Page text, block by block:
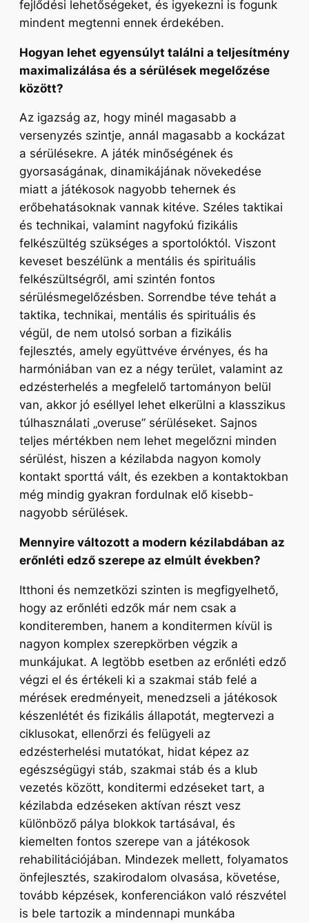
fejlődési lehetőségeket, és igyekezni is fogunk
mindent megtenni ennek érdekében.
Hogyan lehet egyensúlyt találni a teljesítmény
maximalizálása és a sérülések megelőzése
között?
Az igazság az, hogy minél magasabb a
versenyzés szintje, annál magasabb a kockázat
a sérülésekre. A játék minőségének és
gyorsaságának, dinamikájának növekedése
miatt a játékosok nagyobb tehernek és
erőbehatásoknak vannak kitéve. Széles taktikai
és technikai, valamint nagyfokú fizikális
felkészültég szükséges a sportolóktól. Viszont
keveset beszélünk a mentális és spirituális
felkészültségről, ami szintén fontos
sérülésmegelőzésben. Sorrendbe téve tehát a
taktika, technikai, mentális és spirituális és
végül, de nem utolsó sorban a fizikális
fejlesztés, amely együttvéve érvényes, és ha
harmóniában van ez a négy terület, valamint az
edzésterhelés a megfelelő tartományon belül
van, akkor jó eséllyel lehet elkerülni a klasszikus
túlhasználati „overuse” sérüléseket. Sajnos
teljes mértékben nem lehet megelőzni minden
sérülést, hiszen a kézilabda nagyon komoly
kontakt sporttá vált, és ezekben a kontaktokban
még mindig gyakran fordulnak elő kisebb-
nagyobb sérülések.
Mennyire változott a modern kézilabdában az
erőnléti edző szerepe az elmúlt években?
Itthoni és nemzetközi szinten is megfigyelhető,
hogy az erőnléti edzők már nem csak a
konditeremben, hanem a konditermen kívül is
nagyon komplex szerepkörben végzik a
munkájukat. A legtöbb esetben az erőnléti edző
végzi el és értékeli ki a szakmai stáb felé a
mérések eredményeit, menedzseli a játékosok
készenlétét és fizikális állapotát, megtervezi a
ciklusokat, ellenőrzi és felügyeli az
edzésterhelési mutatókat, hidat képez az
egészségügyi stáb, szakmai stáb és a klub
vezetés között, konditermi edzéseket tart, a
kézilabda edzéseken aktívan részt vesz
különböző pálya blokkok tartásával, és
kiemelten fontos szerepe van a játékosok
rehabilitációjában. Mindezek mellett, folyamatos
önfejlesztés, szakirodalom olvasása, követése,
tovább képzések, konferenciákon való részvétel
is bele tartozik a mindennapi munkába